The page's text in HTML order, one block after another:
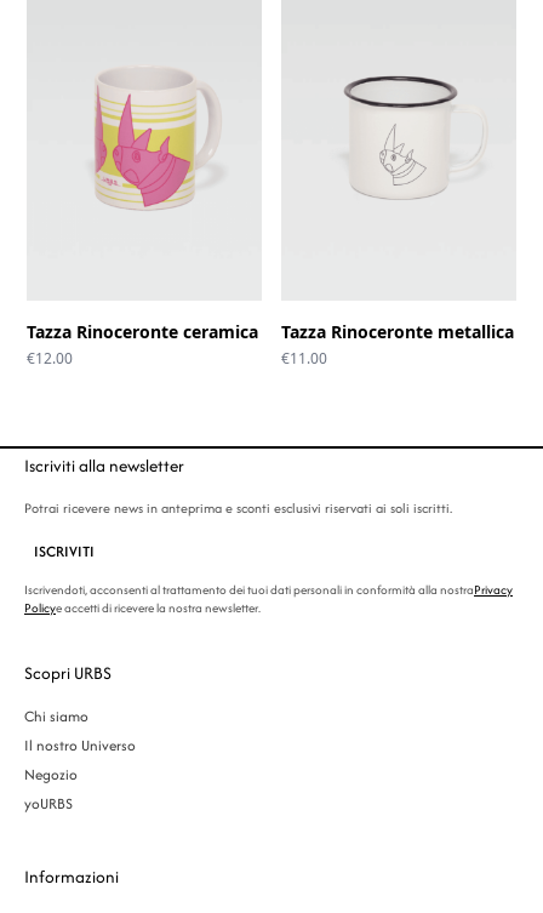
Tazza Rinoceronte ceramica
€12.00
Tazza Rinoceronte metallica
€11.00
Iscriviti alla newsletter
Potrai ricevere news in anteprima e sconti esclusivi riservati ai soli iscritti.
ISCRIVITI
Iscrivendoti, acconsenti al trattamento dei tuoi dati personali in conformità alla nostraPrivacy
Policye accetti di ricevere la nostra newsletter.
Scopri URBS
Chi siamo
Il nostro Universo
Negozio
yoURBS
Informazioni